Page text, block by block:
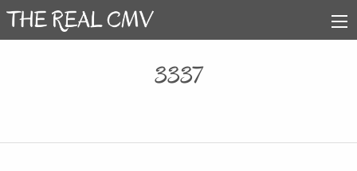
3337